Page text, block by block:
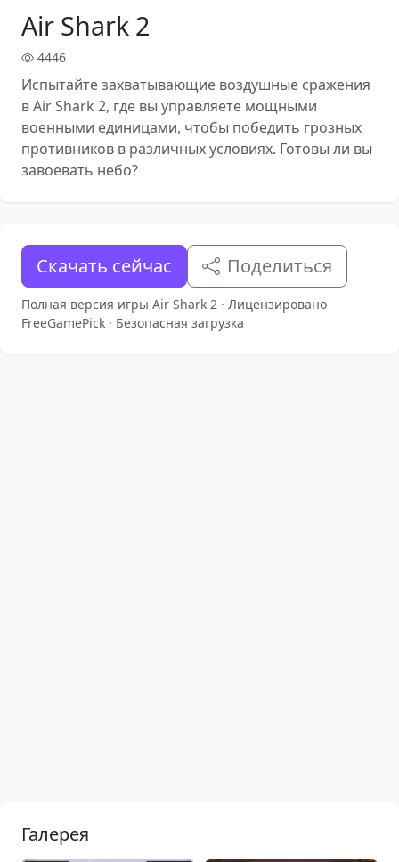
Air Shark 2
4446
Испытайте захватывающие воздушные сражения
в Air Shark 2, где вы управляете мощными
военными единицами, чтобы победить грозных
противников в различных условиях. Готовы ли вы
завоевать небо?
Скачать сейчас Поделиться
Полная версия игры Air Shark 2 · Лицензировано
FreeGamePick · Безопасная загрузка
Галерея